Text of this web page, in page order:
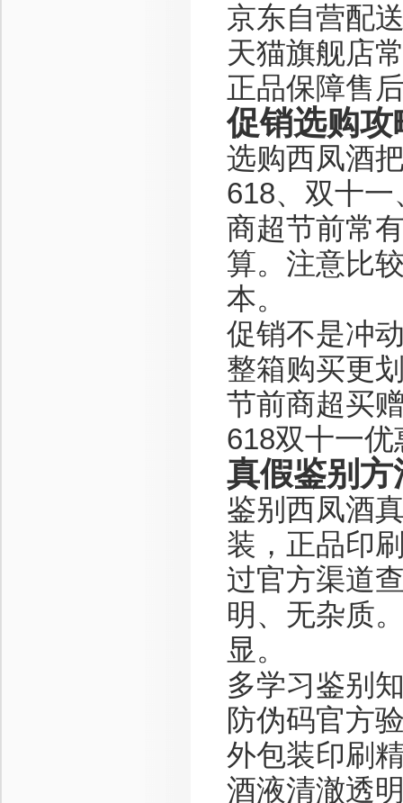
京东自营配
天猫旗舰店
正品保障售
促销选购攻
选购西凤酒
618、双十
商超节前常
算。注意比
本。
促销不是冲
整箱购买更
节前商超买
618双十一优
真假鉴别方
鉴别西凤酒
装，正品印
过官方渠道
明、无杂质
显。
多学习鉴别
防伪码官方
外包装印刷
酒液清澈透